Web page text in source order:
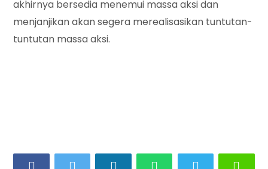
akhirnya bersedia menemui massa aksi dan
menjanjikan akan segera merealisasikan tuntutan-
tuntutan massa aksi.